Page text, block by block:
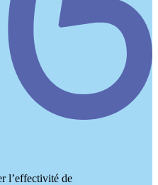
l’effectivité de